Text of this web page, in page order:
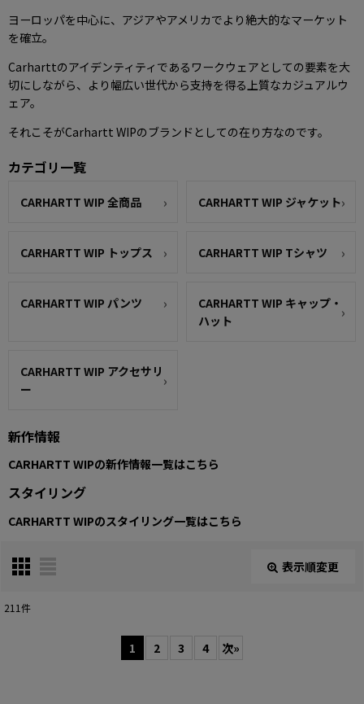
ヨーロッパを中心に、アジアやアメリカでより絶大的なマーケット
を確立。
Carharttのアイデンティティであるワークウェアとしての要素を大
切にしながら、より幅広い世代から支持を得る上質なカジュアルウ
ェア。
それこそがCarhartt WIPのブランドとしての在り方なのです。
カテゴリ一覧
CARHARTT WIP 全商品 CARHARTT WIP ジャケット
CARHARTT WIP トップス CARHARTT WIP Tシャツ
CARHARTT WIP パンツ
CARHARTT WIP キャップ・
ハット
CARHARTT WIP アクセサリ
ー
新作情報
CARHARTT WIPの新作情報一覧はこちら
スタイリング
CARHARTT WIPのスタイリング一覧はこちら
表示順変更
閉じる
211件
1 2 3 4 次»